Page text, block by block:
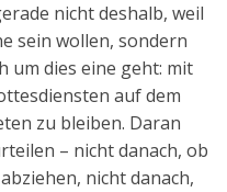
nicht deshalb, weil
sein wollen, sondern
um dies eine geht: mit
auf dem
zu bleiben. Daran
– nicht danach, ob
nicht danach,